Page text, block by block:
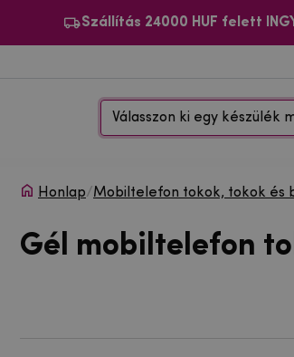
Szállítás 24000 HUF felett
Válasszon ki egy készülék
Honlap/Mobiltelefon tokok, tokok és
Gél mobiltelefon